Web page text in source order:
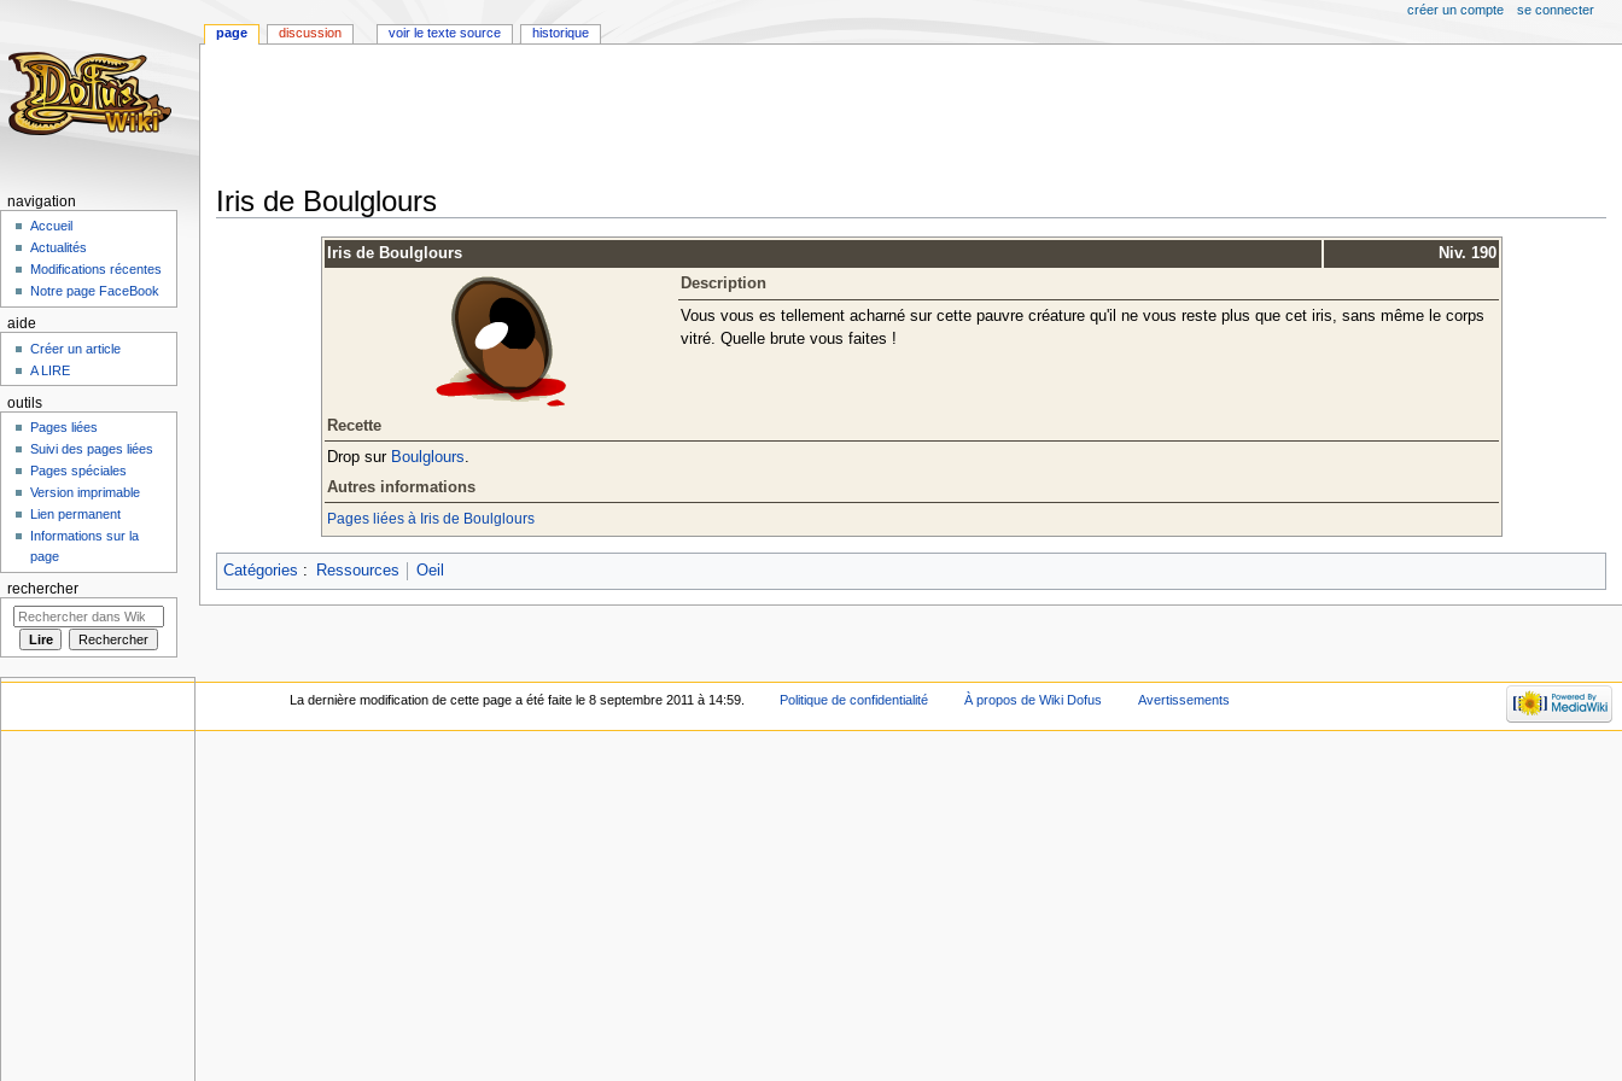
Iris de Boulglours
Iris de Boulglours
Niv. 190
Description
Vous vous es tellement acharné sur cette pauvre créature qu'il ne vous reste plus que cet iris, sans même le corps
vitré. Quelle brute vous faites !
Recette
Drop sur Boulglours.
Autres informations
Pages liées à Iris de Boulglours
Catégories : Ressources Oeil
page discussion voir le texte source historique
créer un compte se connecter
navigation
Accueil
Actualités
Modifications récentes
Notre page FaceBook
aide
Créer un article
A LIRE
outils
Pages liées
Suivi des pages liées
Pages spéciales
Version imprimable
Lien permanent
Informations sur la
page
rechercher
La dernière modification de cette page a été faite le 8 septembre 2011 à 14:59. Politique de confidentialité À propos de Wiki Dofus Avertissements